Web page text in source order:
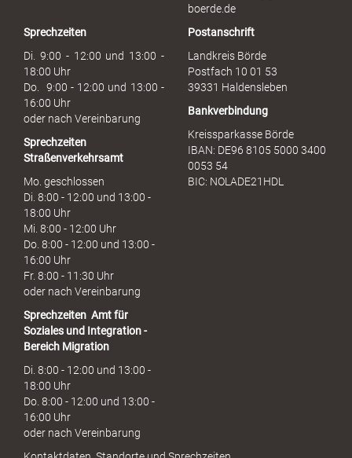
u
h
boerde.de
Sprechzeiten
Di. 9:00 - 12:00 und 13:00 -
18:00 Uhr
Do. 9:00 - 12:00 und 13:00 -
16:00 Uhr
oder nach Vereinbarung
Sprechzeiten
Straßenverkehrsamt
Mo. geschlossen
Di. 8:00 - 12:00 und 13:00 -
18:00 Uhr
Mi. 8:00 - 12:00 Uhr
Do. 8:00 - 12:00 und 13:00 -
16:00 Uhr
Fr. 8:00 - 11:30 Uhr
oder nach Vereinbarung
Sprechzeiten Amt für
Soziales und Integration -
Bereich Migration
Di. 8:00 - 12:00 und 13:00 -
18:00 Uhr
Do. 8:00 - 12:00 und 13:00 -
16:00 Uhr
oder nach Vereinbarung
Postanschrift
Landkreis Börde
Postfach 10 01 53
39331 Haldensleben
Bankverbindung
Kreissparkasse Börde
IBAN: DE96 8105 5000 3400
0053 54
BIC: NOLADE21HDL